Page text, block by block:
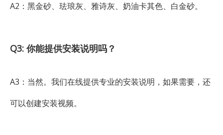
A2：黑金砂、珐琅灰、雅诗灰、奶油卡其色、白金砂。
Q3: 你能提供安装说明吗？
A3：当然。我们在线提供专业的安装说明，如果需要，还
可以创建安装视频。